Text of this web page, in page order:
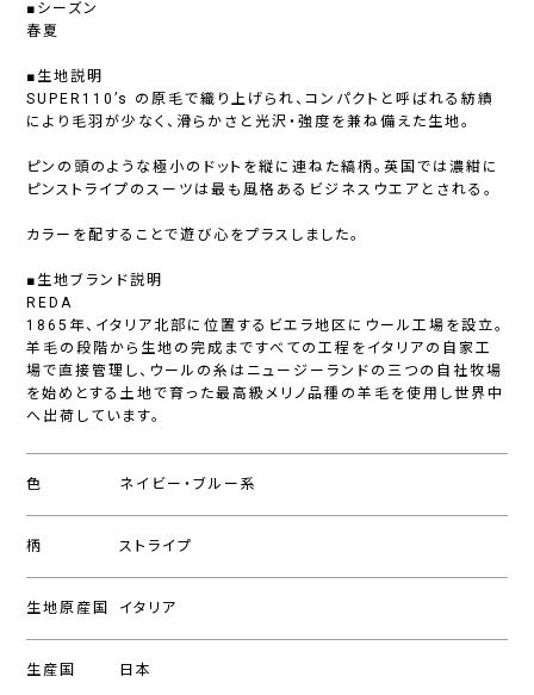
■シーズン
春夏
■生地説明
SUPER110’s の原毛で織り上げられ、コンパクトと呼ばれる紡績
により毛羽が少なく、滑らかさと光沢・強度を兼ね備えた生地。
ピンの頭のような極小のドットを縦に連ねた縞柄。英国では濃紺に
ピンストライプのスーツは最も風格あるビジネスウエアとされる。
カラーを配することで遊び心をプラスしました。
■生地ブランド説明
REDA
1865年、イタリア北部に位置するビエラ地区にウール工場を設立。
羊毛の段階から生地の完成まですべての工程をイタリアの自家工
場で直接管理し、ウールの糸はニュージーランドの三つの自社牧場
を始めとする土地で育った最高級メリノ品種の羊毛を使用し世界中
へ出荷しています。
色 ネイビー・ブルー系
柄 ストライプ
生地原産国 イタリア
生産国 日本